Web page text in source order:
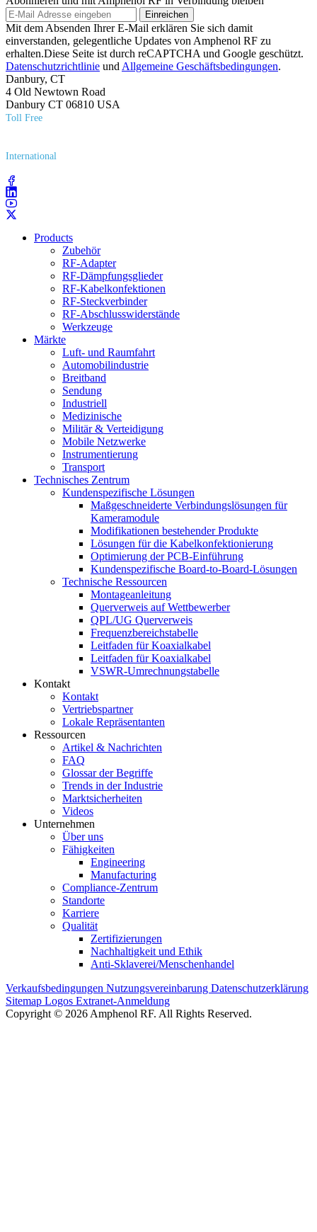
Einreichen
Mit dem Absenden Ihrer E-Mail erklären Sie sich damit
einverstanden, gelegentliche Updates von Amphenol RF zu
erhalten.Diese Seite ist durch reCAPTCHA und Google geschützt.
Datenschutzrichtlinie und Allgemeine Geschäftsbedingungen.
Danbury, CT
4 Old Newtown Road
Danbury CT 06810 USA
Toll Free
International
Products
Zubehör
RF-Adapter
RF-Dämpfungsglieder
RF-Kabelkonfektionen
RF-Steckverbinder
RF-Abschlusswiderstände
Werkzeuge
Märkte
Luft- und Raumfahrt
Automobilindustrie
Breitband
Sendung
Industriell
Medizinische
Militär & Verteidigung
Mobile Netzwerke
Instrumentierung
Transport
Technisches Zentrum
Kundenspezifische Lösungen
Maßgeschneiderte Verbindungslösungen für
Kameramodule
Modifikationen bestehender Produkte
Lösungen für die Kabelkonfektionierung
Optimierung der PCB-Einführung
Kundenspezifische Board-to-Board-Lösungen
Technische Ressourcen
Montageanleitung
Querverweis auf Wettbewerber
QPL/UG Querverweis
Frequenzbereichstabelle
Leitfaden für Koaxialkabel
Leitfaden für Koaxialkabel
VSWR-Umrechnungstabelle
Kontakt
Kontakt
Vertriebspartner
Lokale Repräsentanten
Ressourcen
Artikel & Nachrichten
FAQ
Glossar der Begriffe
Trends in der Industrie
Marktsicherheiten
Videos
Unternehmen
Über uns
Fähigkeiten
Engineering
Manufacturing
Compliance-Zentrum
Standorte
Karriere
Qualität
Zertifizierungen
Nachhaltigkeit und Ethik
Anti-Sklaverei/Menschenhandel
Verkaufsbedingungen Nutzungsvereinbarung Datenschutzerklärung
Sitemap Logos Extranet-Anmeldung
Copyright © 2026 Amphenol RF. All Rights Reserved.